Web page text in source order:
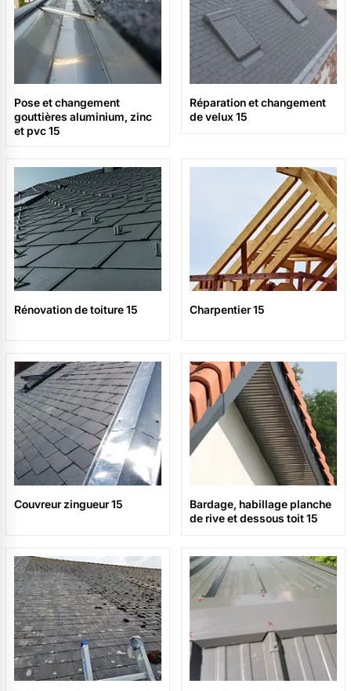
Pose et changement
gouttières aluminium, zinc
et pvc 15
Réparation et changement
de velux 15
Rénovation de toiture 15 Charpentier 15
Couvreur zingueur 15
Bardage, habillage planche
de rive et dessous toit 15